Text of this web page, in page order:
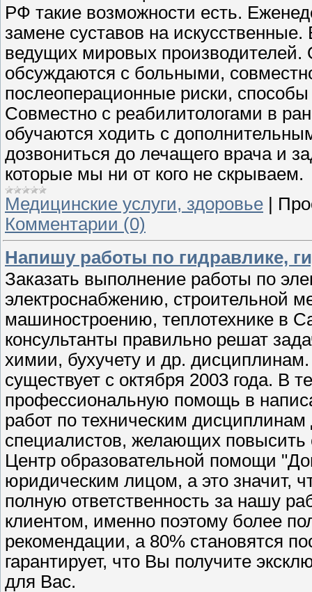
РФ такие возможности есть.
замене суставов на
ведущих мировых
обсуждаются с больными,
послеоперационные риски,
Совместно с реабилитологами в
обучаются ходить с
дозвониться до лечащего врача и
которые мы ни от кого не скрываем.
Медицинские услуги, здоровье
Комментарии (0)
Напишу работы по гидравлике,
Заказать выполнение работы по
электроснабжению, строительной
машиностроению, теплотехнике в
консультанты правильно решат
химии, бухучету и др.
существует с октября 2003 года. В
профессиональную помощь в
работ по техническим дисциплинам
специалистов, желающих
Центр образовательной помощи
юридическим лицом, а это значит,
полную ответственность за нашу
клиентом, именно поэтому более
рекомендации, а 80% становятся
гарантирует, что Вы получите
для Вас.